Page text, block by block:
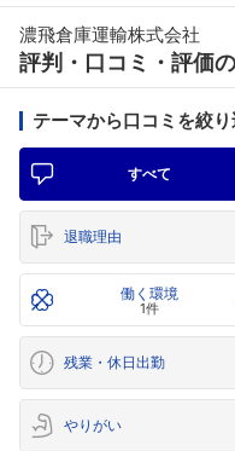
濃飛倉庫運輸株式会社
評判・口コミ・評価
テーマから口コミを絞
すべて
退職理由
働く環境
1件
残業・休日出勤
やりがい